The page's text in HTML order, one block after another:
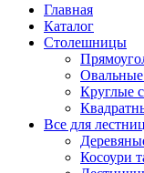
Главная
Каталог
Столешницы
Круглые
Все для
Косоури